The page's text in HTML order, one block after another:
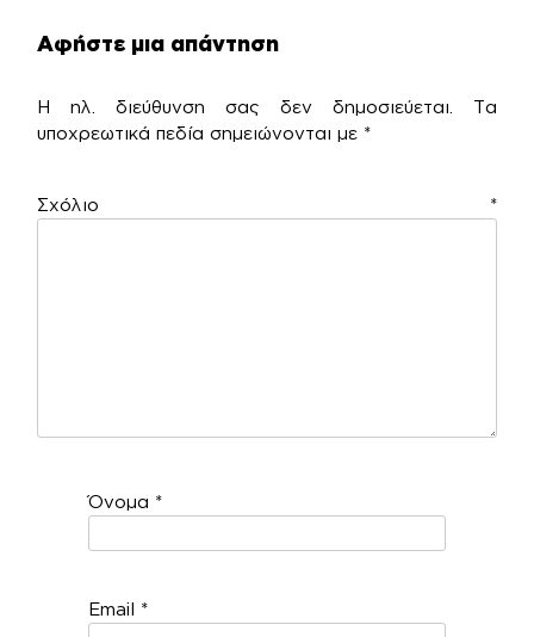
Αφήστε μια απάντηση
Η ηλ. διεύθυνση σας δεν δημοσιεύεται.
Τα
υποχρεωτικά πεδία σημειώνονται με *
Σχόλιο *
Όνομα *
Email *